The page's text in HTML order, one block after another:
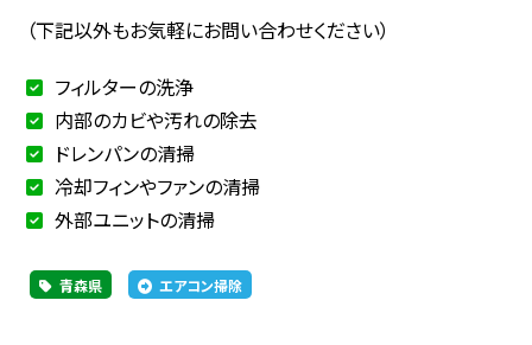
（下記以外もお気軽にお問い合わせください）
フィルターの洗浄
内部のカビや汚れの除去
ドレンパンの清掃
冷却フィンやファンの清掃
外部ユニットの清掃
青森県 エアコン掃除